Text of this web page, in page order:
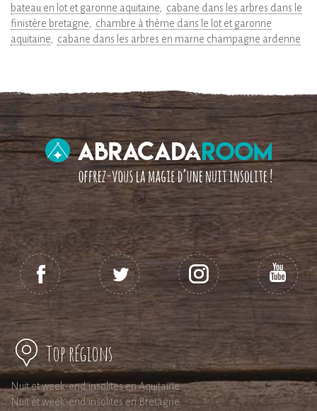
bateau en lot et garonne aquitaine
cabane dans les arbres dans le
finistère bretagne
chambre à thème dans le lot et garonne
aquitaine
cabane dans les arbres en marne champagne ardenne
Top régions
Nuit et week-end insolites en Aquitaine
Nuit et week-end insolites en Bretagne